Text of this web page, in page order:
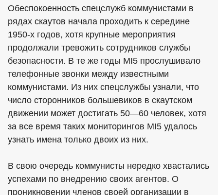
Обеспокоенность спецслужб коммунистами в
рядах скаутов начала проходить к середине
1950-х годов, хотя крупные мероприятия
продолжали тревожить сотрудников службы
безопасности. В те же годы MI5 прослушивало
телефонные звонки между известными
коммунистами. Из них спецслужбы узнали, что
число сторонников большевиков в скаутском
движении может достигать 50—60 человек, хотя
за все время таких мониторингов MI5 удалось
узнать имена только двоих из них.
В свою очередь коммунисты нередко хвастались
успехами по внедрению своих агентов. О
проникновении членов своей организации в